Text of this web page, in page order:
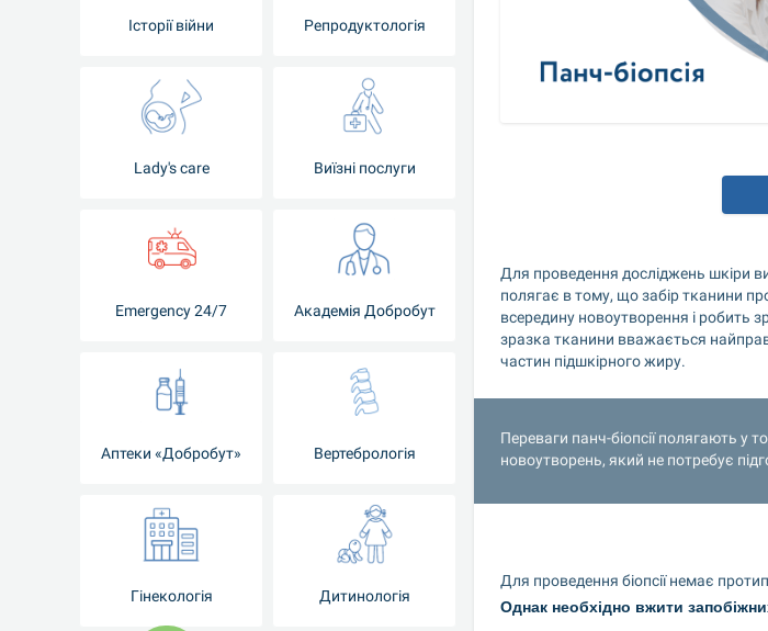
Історії війни Репродуктологія
Lady's care Виїзні послуги
Emergency 24/7 Академія Добробут
Аптеки «Добробут» Вертебрологія
Гінекологія Дитинологія
Для проведення досліджень шкіри
полягає в тому, що забір тканини
всередину новоутворення і робить
зразка тканини вважається
частин підшкірного жиру.
Переваги панч-біопсії полягають у
новоутворень, який не потребує
Для проведення біопсії немає
Однак необхідно вжити